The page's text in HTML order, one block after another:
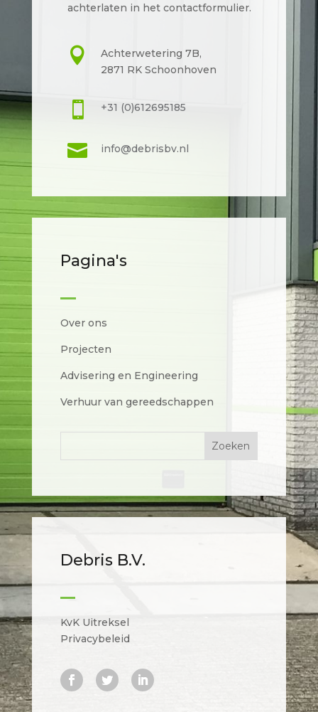
achterlaten in het contactformulier.

Achterwetering 7B,
2871 RK Schoonhoven
 +31 (0)612695185
 info@debrisbv.nl
Pagina's
Over ons
Projecten
Advisering en Engineering
Verhuur van gereedschappen
Debris B.V.
KvK Uitreksel
Privacybeleid